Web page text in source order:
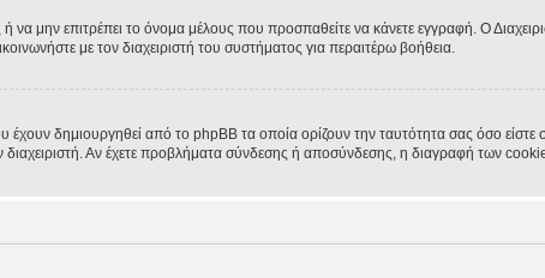
να μην επιτρέπει το όνομα μέλους που προσπαθείτε να κάνετε εγγραφή. Ο
με τον διαχειριστή του συστήματος για περαιτέρω βοήθεια.
δημιουργηθεί από το phpBB τα οποία ορίζουν την ταυτότητα σας όσο είστε
διαχειριστή. Αν έχετε προβλήματα σύνδεσης ή αποσύνδεσης, η διαγραφή των